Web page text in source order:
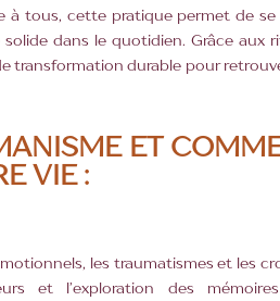
à tous, cette pratique permet de
dans le quotidien. Grâce aux
transformation durable pour
ET
VIE :
les traumatismes et les
et l’exploration des